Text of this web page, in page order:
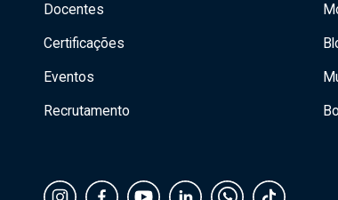
Docentes
Certificações
Eventos
Recrutamento